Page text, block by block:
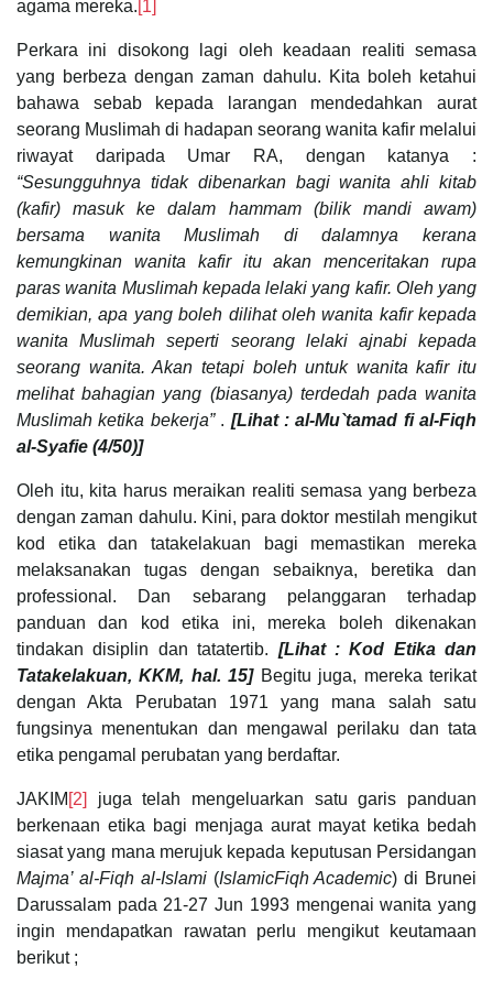
agama mereka. [1]
Perkara ini disokong lagi oleh keadaan realiti semasa
yang berbeza dengan zaman dahulu. Kita boleh ketahui
bahawa sebab kepada larangan mendedahkan aurat
seorang Muslimah di hadapan seorang wanita kafir melalui
riwayat daripada Umar RA, dengan katanya :
“Sesungguhnya tidak dibenarkan bagi wanita ahli kitab
(kafir) masuk ke dalam hammam (bilik mandi awam)
bersama wanita Muslimah di dalamnya kerana
kemungkinan wanita kafir itu akan menceritakan rupa
paras wanita Muslimah kepada lelaki yang kafir. Oleh yang
demikian, apa yang boleh dilihat oleh wanita kafir kepada
wanita Muslimah seperti seorang lelaki ajnabi kepada
seorang wanita. Akan tetapi boleh untuk wanita kafir itu
melihat bahagian yang (biasanya) terdedah pada wanita
Muslimah ketika bekerja”. [Lihat : al-Mu`tamad fi al-Fiqh
al-Syafie (4/50)]
Oleh itu, kita harus meraikan realiti semasa yang berbeza
dengan zaman dahulu. Kini, para doktor mestilah mengikut
kod etika dan tatakelakuan bagi memastikan mereka
melaksanakan tugas dengan sebaiknya, beretika dan
professional. Dan sebarang pelanggaran terhadap
panduan dan kod etika ini, mereka boleh dikenakan
tindakan disiplin dan tatatertib. [Lihat : Kod Etika dan
Tatakelakuan, KKM, hal. 15]Begitu juga, mereka terikat
dengan Akta Perubatan 1971 yang mana salah satu
fungsinya menentukan dan mengawal perilaku dan tata
etika pengamal perubatan yang berdaftar.
JAKIM [2]
juga telah mengeluarkan satu garis panduan
berkenaan etika bagi menjaga aurat mayat ketika bedah
siasat yang mana merujuk kepada keputusan Persidangan
Majma’ al-Fiqh al-Islami(IslamicFiqh Academic) di Brunei
Darussalam pada 21-27 Jun 1993 mengenai wanita yang
ingin mendapatkan rawatan perlu mengikut keutamaan
berikut ;